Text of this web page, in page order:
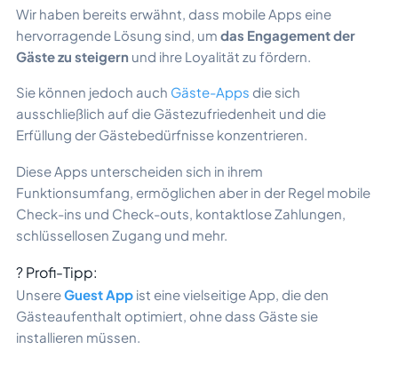
Wir haben bereits erwähnt, dass mobile Apps eine
hervorragende Lösung sind, um das Engagement der
Gäste zu steigern und ihre Loyalität zu fördern.
Sie können jedoch auch Gäste-Apps die sich
ausschließlich auf die Gästezufriedenheit und die
Erfüllung der Gästebedürfnisse konzentrieren.
Diese Apps unterscheiden sich in ihrem
Funktionsumfang, ermöglichen aber in der Regel mobile
Check-ins und Check-outs, kontaktlose Zahlungen,
schlüssellosen Zugang und mehr.
? Profi-Tipp:
UnsereGuest App ist eine vielseitige App, die den
Gästeaufenthalt optimiert, ohne dass Gäste sie
installieren müssen.